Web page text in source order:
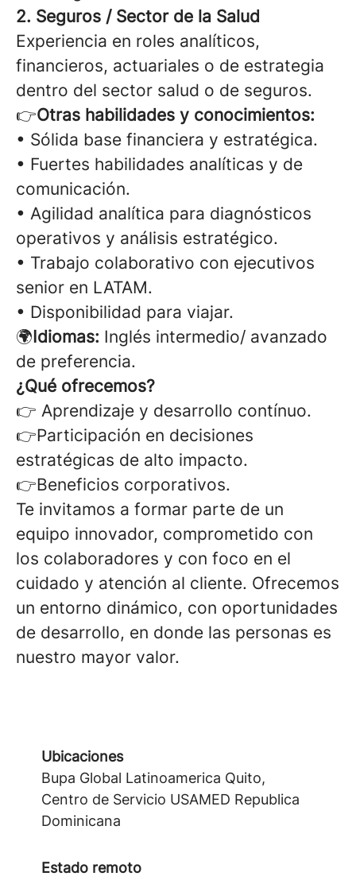
2. Seguros / Sector de la Salud
Experiencia en roles analíticos,
financieros, actuariales o de estrategia
dentro del sector salud o de seguros.
👉Otras habilidades y conocimientos:
• Sólida base financiera y estratégica.
• Fuertes habilidades analíticas y de
comunicación.
• Agilidad analítica para diagnósticos
operativos y análisis estratégico.
• Trabajo colaborativo con ejecutivos
senior en LATAM.
• Disponibilidad para viajar.
🌍Idiomas: Inglés intermedio/ avanzado
de preferencia.
¿Qué ofrecemos?
👉 Aprendizaje y desarrollo contínuo.
👉Participación en decisiones
estratégicas de alto impacto.
👉Beneficios corporativos.
Te invitamos a formar parte de un
equipo innovador, comprometido con
los colaboradores y con foco en el
cuidado y atención al cliente. Ofrecemos
un entorno dinámico, con oportunidades
de desarrollo, en donde las personas es
nuestro mayor valor.
Ubicaciones
Bupa Global Latinoamerica Quito,
Centro de Servicio USAMED Republica
Dominicana
Estado remoto